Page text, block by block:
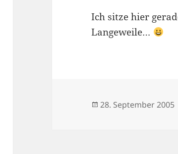
Ich sitze hier
Langeweile…
Veröffentlicht
28. September 2005